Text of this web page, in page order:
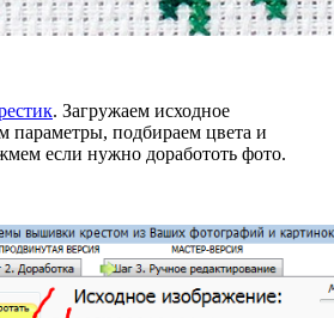
. Загружаем исходное
параметры, подбираем цвета и
если нужно доработоть фото.